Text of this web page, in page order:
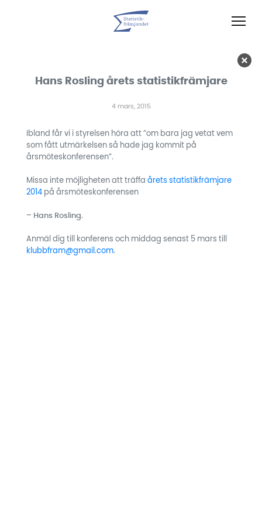
Hans Rosling årets statistikfrämjare
4 mars, 2015
Ibland får vi i styrelsen höra att ”om bara jag vetat vem
som fått utmärkelsen så hade jag kommit på
årsmöteskonferensen”.
Missa inte möjligheten att träffa årets statistikfrämjare
2014på årsmöteskonferensen
– Hans Rosling.
Anmäl dig till konferens och middag senast 5 mars till
klubbfram@gmail.com.